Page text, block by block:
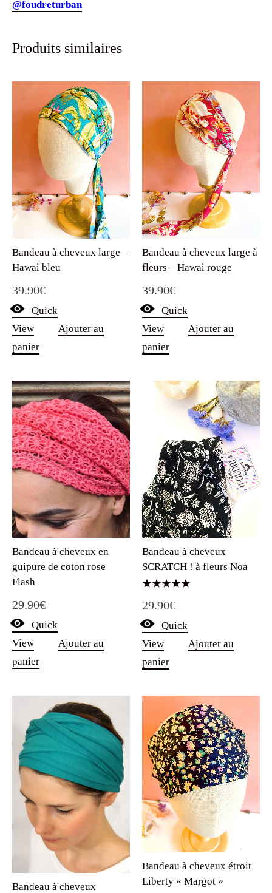
@foudreturban
Produits similaires
Bandeau à cheveux large –
Hawai bleu
39.90€
Quick
View
Ajouter au
panier
Bandeau à cheveux large à
fleurs – Hawai rouge
39.90€
Quick
View
Ajouter au
panier
Bandeau à cheveux en
guipure de coton rose
Flash
29.90€
Quick
View
Ajouter au
panier
Bandeau à cheveux
SCRATCH ! à fleurs Noa
5.00
sur 5
29.90€
Quick
View
Ajouter au
panier
Bandeau à cheveux
Bandeau à cheveux étroit
Liberty « Margot »